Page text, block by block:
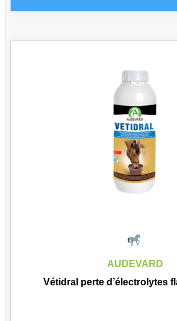
AUDEVARD
Vétidral perte d’électrolytes